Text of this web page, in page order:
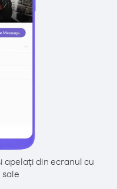
apelați din ecranul cu